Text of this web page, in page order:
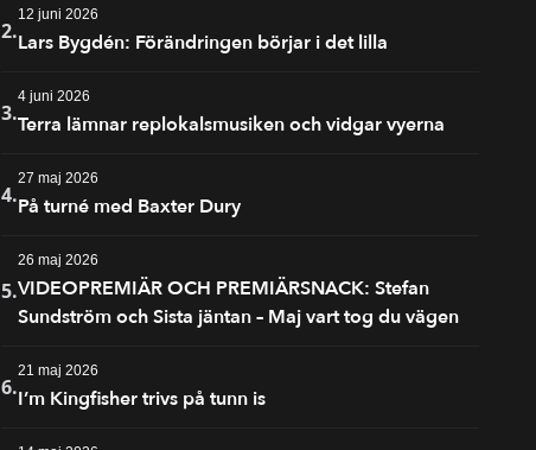
2.
12 juni 2026
Lars Bygdén: Förändringen börjar i det lilla
3.
4 juni 2026
Terra lämnar replokalsmusiken och vidgar vyerna
4.
27 maj 2026
På turné med Baxter Dury
5.
26 maj 2026
VIDEOPREMIÄR OCH PREMIÄRSNACK: Stefan
Sundström och Sista jäntan – Maj vart tog du vägen
6.
21 maj 2026
I’m Kingfisher trivs på tunn is